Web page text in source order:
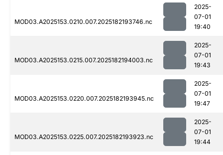
MOD03.A2025153.0210.007.2025182193746.nc
2025-
07-01
19:40
MOD03.A2025153.0215.007.2025182194003.nc
2025-
07-01
19:43
MOD03.A2025153.0220.007.2025182193945.nc
2025-
07-01
19:47
MOD03.A2025153.0225.007.2025182193923.nc
2025-
07-01
19:44